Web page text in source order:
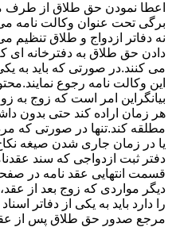
اعطا نمودن حق طلاق از طرف
برگی تحت عنوان وکالت نامه
نه دفاتر ازدواج و طلاق تنظیم
دادن حق طلاق به دفترخانه ای
می کنند.در صورتی که باید به
این وکالت نامه رجوع
بیانگراین امر است که زوج به
هر زمان اراده کند حتی بدون
مطلقه کند.تنها در صورتی که
یا در زمان جاری شدن صیغه
دفتر ثبت ازدواجی که سند
قسمت انتهایی عقد نامه در
دیگر مواردی که زوج بعد از
را دارد باید به یکی از دفاتر
مرجع صدور حق طلاق پس از